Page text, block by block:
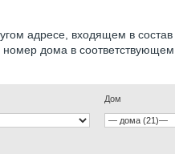
адресе, входящем в состав
дома в соответствующем
Дом